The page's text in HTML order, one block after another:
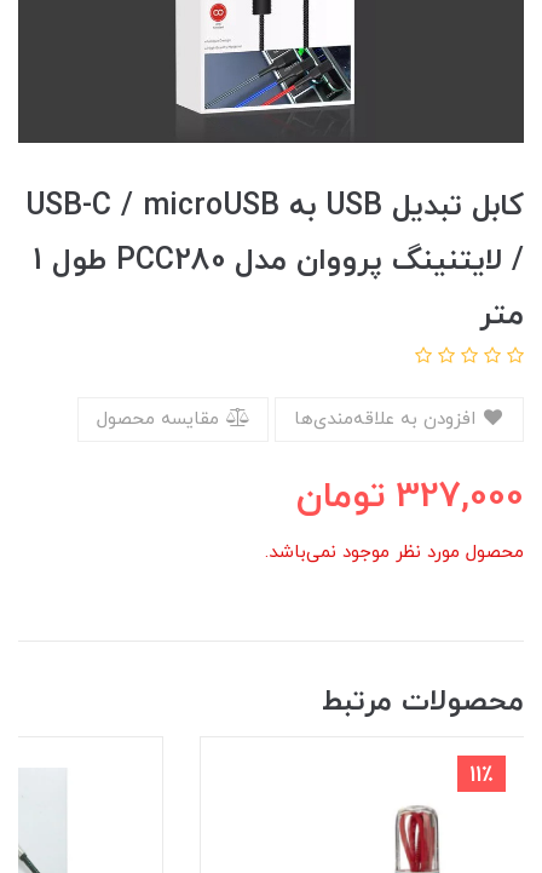
کابل تبدیل USB به USB-C / microUSB
/ لایتنینگ پرووان مدل PCC280 طول 1
متر
مقایسه محصول
327,000 تومان
محصول مورد نظر موجود نمی‌باشد.
محصولات مرتبط
11٪